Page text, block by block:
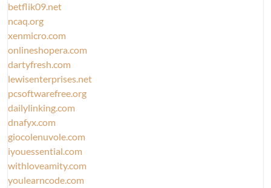
betflik09.net
ncaq.org
xenmicro.com
onlineshopera.com
dartyfresh.com
lewisenterprises.net
pcsoftwarefree.org
dailylinking.com
dnafyx.com
giocolenuvole.com
iyouessential.com
withloveamity.com
youlearncode.com